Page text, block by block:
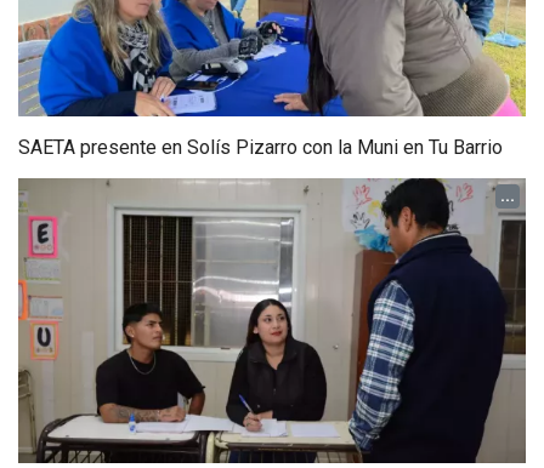
SAETA presente en Solís Pizarro con la Muni en Tu Barrio
...